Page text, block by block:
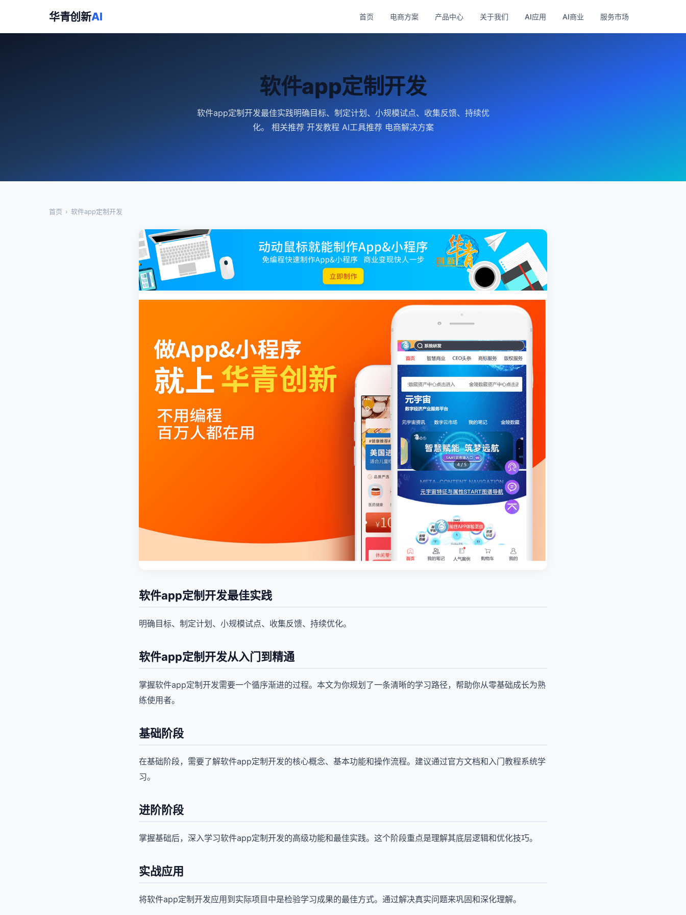
华青创新AI 首页 电商方案 产品中心 关于我们 AI应用 AI商业 服务市场
软件app定制开发
软件app定制开发最佳实践明确目标、制定计划、小规模试点、收集反馈、持续优
化。 相关推荐 开发教程 AI工具推荐 电商解决方案
首页 › 软件app定制开发
软件app定制开发最佳实践
明确目标、制定计划、小规模试点、收集反馈、持续优化。
软件app定制开发从入门到精通
掌握软件app定制开发需要一个循序渐进的过程。本文为你规划了一条清晰的学习路径，帮助你从零基础成长为熟
练使用者。
基础阶段
在基础阶段，需要了解软件app定制开发的核心概念、基本功能和操作流程。建议通过官方文档和入门教程系统学
习。
进阶阶段
掌握基础后，深入学习软件app定制开发的高级功能和最佳实践。这个阶段重点是理解其底层逻辑和优化技巧。
实战应用
将软件app定制开发应用到实际项目中是检验学习成果的最佳方式。通过解决真实问题来巩固和深化理解。